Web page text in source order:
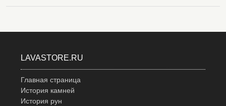
LAVASTORE.RU
Главная страница
История камней
История рун